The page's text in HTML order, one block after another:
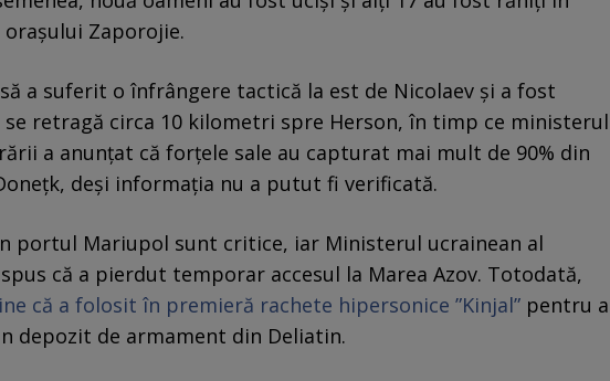
Zaporojie.
a suferit o înfrângere tactică la est de Nicolaev și a fost
se retragă circa 10 kilometri spre Herson, în timp ce ministerul
a anunțat că forțele sale au capturat mai mult de 90% din
deși informația nu a putut fi verificată.
portul Mariupol sunt critice, iar Ministerul ucrainean al
că a pierdut temporar accesul la Marea Azov. Totodată,
că a folosit în premieră rachete hipersonice ”Kinjal” pentru a
depozit de armament din Deliatin.